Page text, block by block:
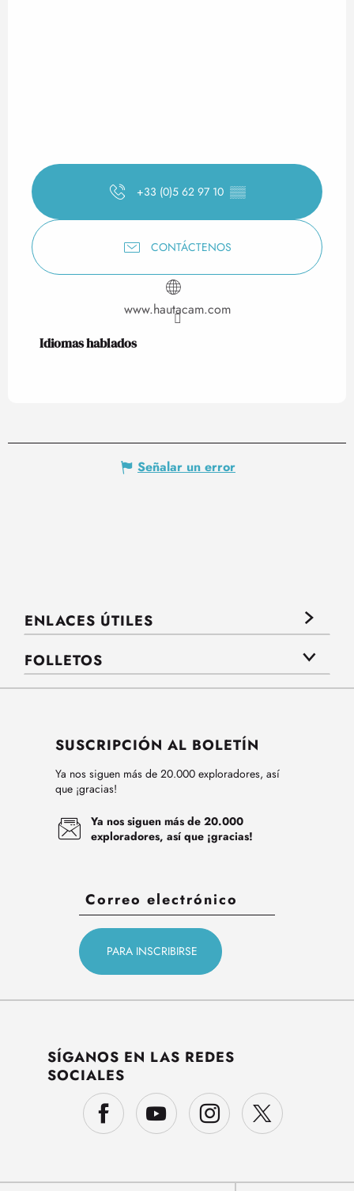
+33 (0)5 62 97 10 ▒▒
CONTÁCTENOS
www.hautacam.com
Idiomas hablados
Idiomas hablados
Señalar un error
ENLACES ÚTILES
FOLLETOS
SUSCRIPCIÓN AL BOLETÍN
Ya nos siguen más de 20.000 exploradores, así
que ¡gracias!
Ya nos siguen más de 20.000
exploradores, así que ¡gracias!
SÍGANOS EN LAS REDES
SOCIALES